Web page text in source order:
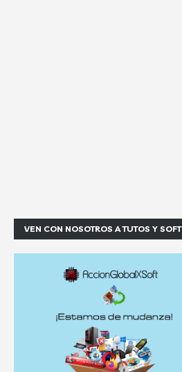
VEN CON NOSOTROS A TUTOS Y SOFT